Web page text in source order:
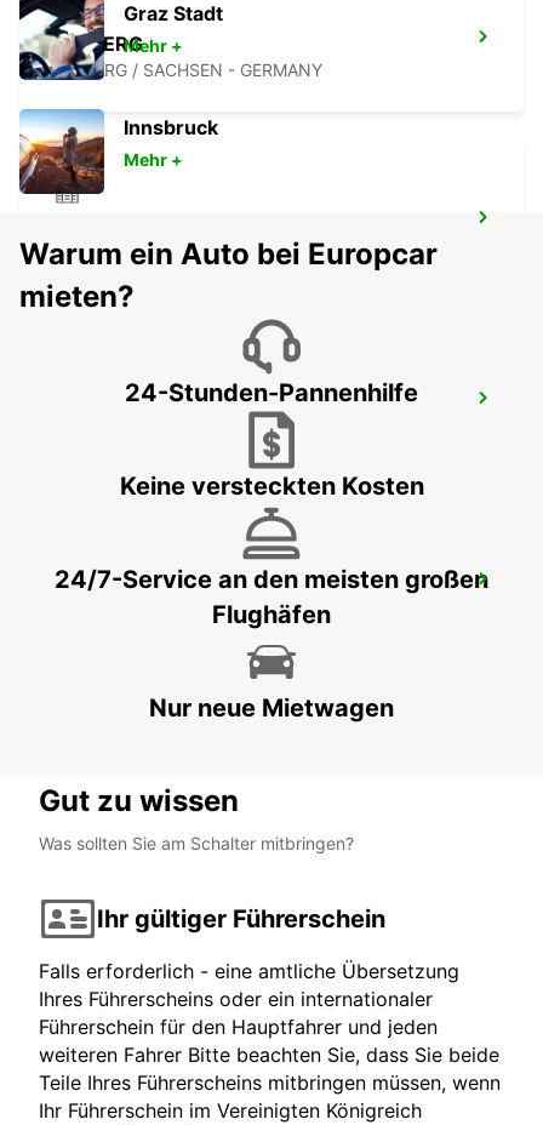
FREIBERG
FREIBERG / SACHSEN - GERMANY
BAUTZEN - GERMANY
CHEMNITZ
COTTBUS
COTTBUS - GERMANY
Graz Stadt
Mehr +
Innsbruck
Mehr +
Warum ein Auto bei Europcar
mieten?
24-Stunden-Pannenhilfe
Keine versteckten Kosten
24/7-Service an den meisten großen
Flughäfen
Nur neue Mietwagen
Gut zu wissen
Was sollten Sie am Schalter mitbringen?
Ihr gültiger Führerschein
Falls erforderlich - eine amtliche Übersetzung
Ihres Führerscheins oder ein internationaler
Führerschein für den Hauptfahrer und jeden
weiteren Fahrer Bitte beachten Sie, dass Sie beide
Teile Ihres Führerscheins mitbringen müssen, wenn
Ihr Führerschein im Vereinigten Königreich